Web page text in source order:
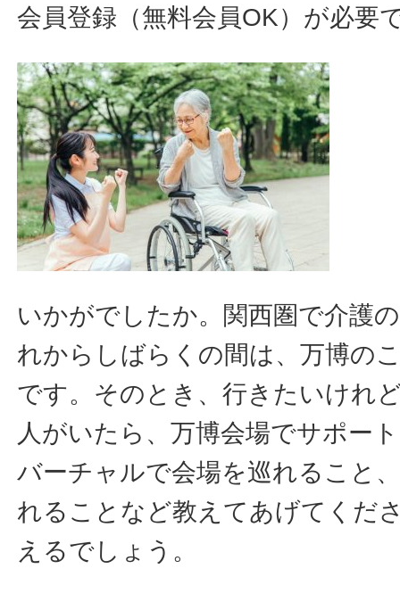
会員登録（無料会員OK）が必要
いかがでしたか。関西圏で介護
れからしばらくの間は、万博の
です。そのとき、行きたいけれ
人がいたら、万博会場でサポー
バーチャルで会場を巡れること
れることなど教えてあげてくだ
えるでしょう。